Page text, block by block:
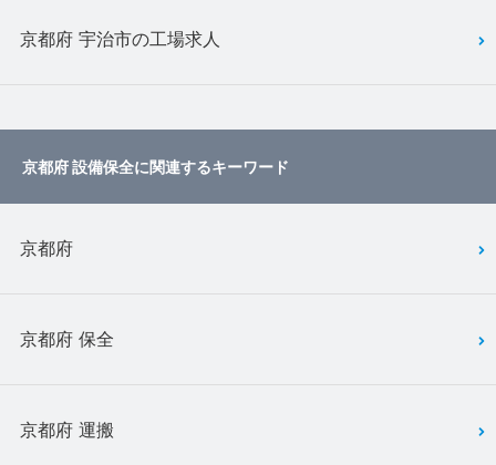
京都府 宇治市の工場求人
京都府 設備保全に関連するキーワード
京都府
京都府 保全
京都府 運搬